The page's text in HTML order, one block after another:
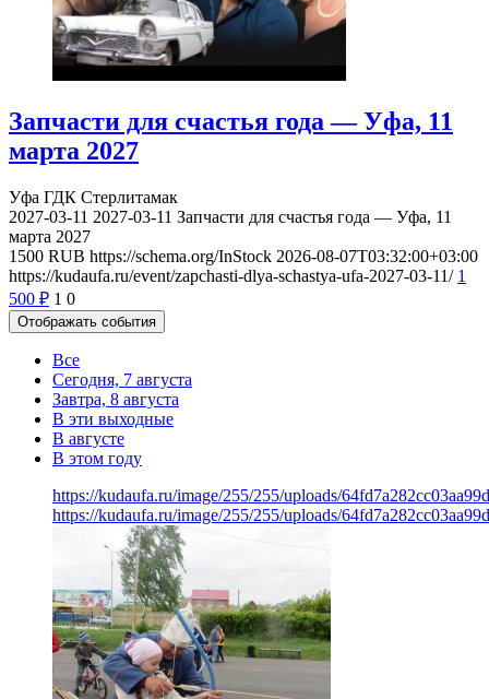
Запчасти для счастья года — Уфа, 11
марта 2027
Уфа ГДК Стерлитамак
2027-03-11 2027-03-11 Запчасти для счастья года — Уфа, 11
марта 2027
1500 RUB https://schema.org/InStock 2026-08-07T03:32:00+03:00
https://kudaufa.ru/event/zapchasti-dlya-schastya-ufa-2027-03-11/ 1
500 ₽ 1 0
Отображать события
Все
Сегодня, 7 августа
Завтра, 8 августа
В эти выходные
В августе
В этом году
https://kudaufa.ru/image/255/255/uploads/
https://kudaufa.ru/image/255/255/uploads/